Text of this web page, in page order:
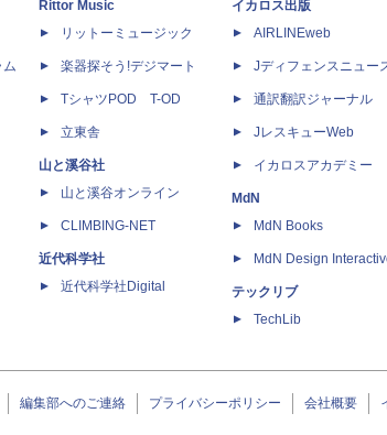
ム
Rittor Music
リットーミュージック
楽器探そう!デジマート
TシャツPOD T-OD
立東舎
山と溪谷社
山と溪谷オンライン
CLIMBING-NET
近代科学社
近代科学社Digital
イカロス出版
AIRLINEweb
Jディフェンスニュー
通訳翻訳ジャーナル
JレスキューWeb
イカロスアカデミー
MdN
MdN Books
MdN Design
テックリブ
TechLib
編集部へのご連絡 プライバシーポリシー 会社概要